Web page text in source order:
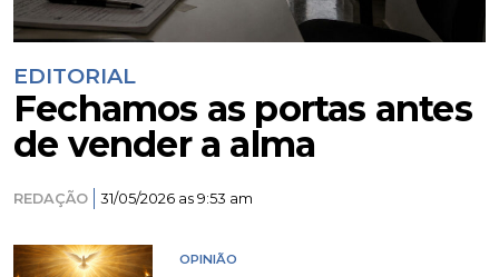
EDITORIAL
Fechamos as portas antes
de vender a alma
REDAÇÃO 31/05/2026 as 9:53 am
OPINIÃO